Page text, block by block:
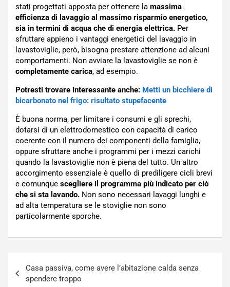
stati progettati apposta per ottenere la massima
efficienza di lavaggio al massimo risparmio energetico,
sia in termini di acqua che di energia elettrica. Per
sfruttare appieno i vantaggi energetici del lavaggio in
lavastoviglie, però, bisogna prestare attenzione ad alcuni
comportamenti. Non avviare la lavastoviglie se non è
completamente carica, ad esempio.
Potresti trovare interessante anche: Metti un bicchiere di
bicarbonato nel frigo: risultato stupefacente
È buona norma, per limitare i consumi e gli sprechi,
dotarsi di un elettrodomestico con capacità di carico
coerente con il numero dei componenti della famiglia,
oppure sfruttare anche i programmi per i mezzi carichi
quando la lavastoviglie non è piena del tutto. Un altro
accorgimento essenziale è quello di prediligere cicli brevi
e comunque scegliere il programma più indicato per ciò
che si sta lavando. Non sono necessari lavaggi lunghi e
ad alta temperatura se le stoviglie non sono
particolarmente sporche.
articoli
Casa passiva, come avere l’abitazione calda senza
spendere troppo